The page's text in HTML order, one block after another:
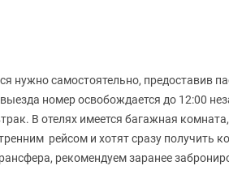
нужно самостоятельно,
номер освобождается до 12:00
В отелях имеется багажная
рейсом и хотят сразу получить
рекомендуем заранее